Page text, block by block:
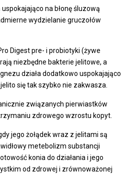
na błonę śluzową
wydzielanie gruczołów
Digest pre- i probiotyki (żywe
niezbędne bakterie jelitowe, a
działa dodatkowo uspokajająco
się tak szybko nie zakwasza.
związanych pierwiastków
zdrowego wzrostu kopyt.
jego żołądek wraz z jelitami są
metebolizm substancji
konia do działania i jego
od zdrowej i zrównoważonej